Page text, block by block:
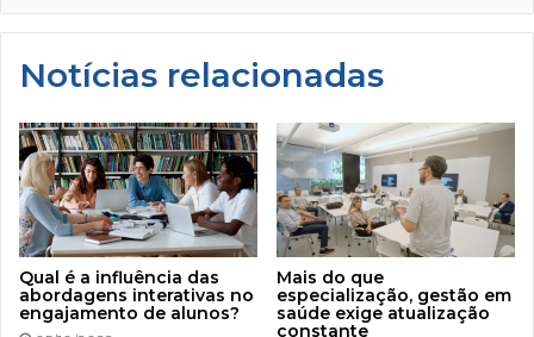
Notícias relacionadas
Qual é a influência das
abordagens interativas no
engajamento de alunos?
Mais do que
especialização, gestão em
saúde exige atualização
constante